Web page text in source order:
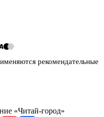
рекомендательные
«Читай-город»